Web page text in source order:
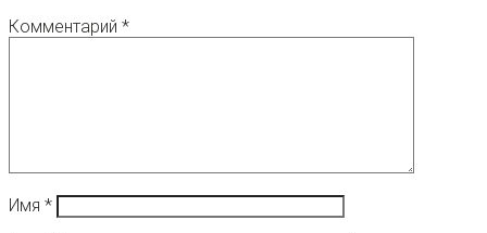
Комментарий *
Имя *